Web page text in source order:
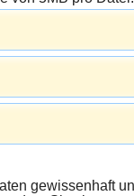
gewissenhaft und